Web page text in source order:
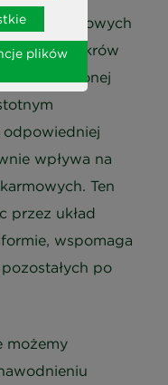
rzecz zdrowych
cukrów
przetworzonej
odpowiedniej
wpływa na
Ten
przez układ
wspomaga
po
możemy
plików